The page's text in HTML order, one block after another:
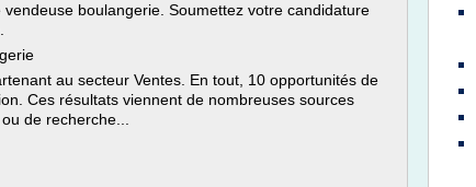
boulangerie. Soumettez votre candidature
au secteur Ventes. En tout, 10 opportunités de
Ces résultats viennent de nombreuses sources
de recherche...